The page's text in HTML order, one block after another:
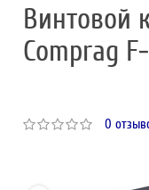
Винтовой
Comprag
0